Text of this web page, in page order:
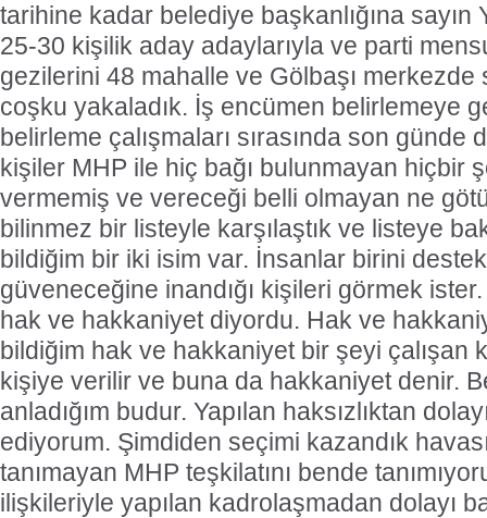
tarihine kadar belediye başkanlığına sayın
25-30 kişilik aday adaylarıyla ve parti
gezilerini 48 mahalle ve Gölbaşı
coşku yakaladık. İş encümen belirlemeye
belirleme çalışmaları sırasında son günde
kişiler MHP ile hiç bağı bulunmayan hiçbir
vermemiş ve vereceği belli olmayan ne
bilinmez bir listeyle karşılaştık ve listeye
bildiğim bir iki isim var. İnsanlar birini
güveneceğine inandığı kişileri görmek
hak ve hakkaniyet diyordu. Hak ve
bildiğim hak ve hakkaniyet bir şeyi çalışan
kişiye verilir ve buna da hakkaniyet denir.
anladığım budur. Yapılan haksızlıktan
ediyorum. Şimdiden seçimi kazandık
tanımayan MHP teşkilatını bende
ilişkileriyle yapılan kadrolaşmadan dolayı